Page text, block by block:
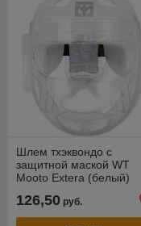
Шлем тхэквондо с
защитной маской WT
Mooto Extera (белый)
126,50 руб.